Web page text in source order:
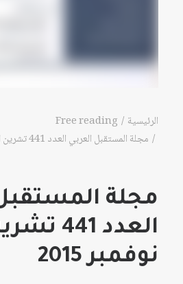
الرئيسية
Free reading
مجلة المستقبل العربي العدد 441 تشرين الثاني/نوفمبر 2015
مجلة
العدد
نوفمبر 2015